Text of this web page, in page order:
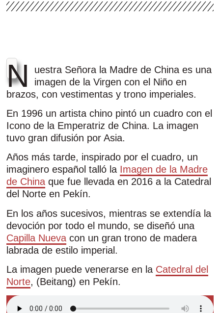
N
uestra Señora la Madre de China es una
imagen de la Virgen con el Niño en
brazos, con vestimentas y trono imperiales.
En 1996 un artista chino pintó un cuadro con el
Icono de la Emperatriz de China. La imagen
tuvo gran difusión por Asia.
Años más tarde, inspirado por el cuadro, un
imaginero español talló la Imagen de la Madre
de China que fue llevada en 2016 a la Catedral
del Norte en Pekín.
En los años sucesivos, mientras se extendía la
devoción por todo el mundo, se diseñó una
Capilla Nueva con un gran trono de madera
labrada de estilo imperial.
La imagen puede venerarse en la Catedral del
Norte, (Beitang) en Pekín.